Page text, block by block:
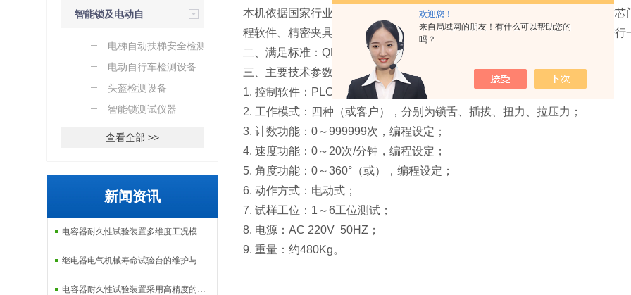
欢迎您！
来自局域网的朋友！有什么可以帮助您的
吗？
智能锁及电动自
行车检测电梯自动扶梯安全检测设
备
电动自行车检测设备
头盔检测设备
智能锁测试仪器
查看全部 >>
新闻资讯
电容器耐久性试验装置多维度工况模拟子系统分享
继电器电气机械寿命试验台的维护与校准方式
电容器耐久性试验装置采用高精度的温度控制系统
本机依据国家行业标准制作而成，可检测各种型号的弹子插芯门锁、叶片插
程软件、精密夹具组合而成，在规定的计数次数、速度、角度等条件情况进行
二、满足标准：QB/T 2474-2017(插芯门锁)。
三、主要技术参数
1. 控制软件：PLC编程软件，触摸屏操控；
2. 工作模式：四种（或客户），分别为锁舌、插拔、扭力、拉压力；
3. 计数功能：0～999999次，编程设定；
4. 速度功能：0～20次/分钟，编程设定；
5. 角度功能：0～360°（或），编程设定；
6. 动作方式：电动式；
7. 试样工位：1～6工位测试；
8. 电源：AC 220V 50HZ；
9. 重量：约480Kg。